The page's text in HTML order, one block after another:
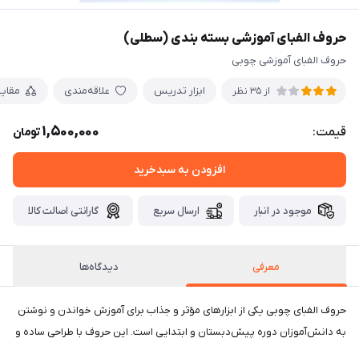
حروف الفبای آموزشی بسته بندی (سطلی)
حروف الفبای آموزشی چوبی
از 35 نظر ابزار تدریس علاقه‌مندی
قیمت: 1,500,000تومان
افزودن به سبدخرید
موجود در انبار ارسال سریع گارانتی اصالت کالا
معرفی دیدگاه‌ها
حروف الفبای چوبی یکی از ابزارهای مؤثر و جذاب برای آموزش خواندن و نوشتن
به دانش‌آموزان دوره پیش‌دبستان و ابتدایی است. این حروف با طراحی ساده و